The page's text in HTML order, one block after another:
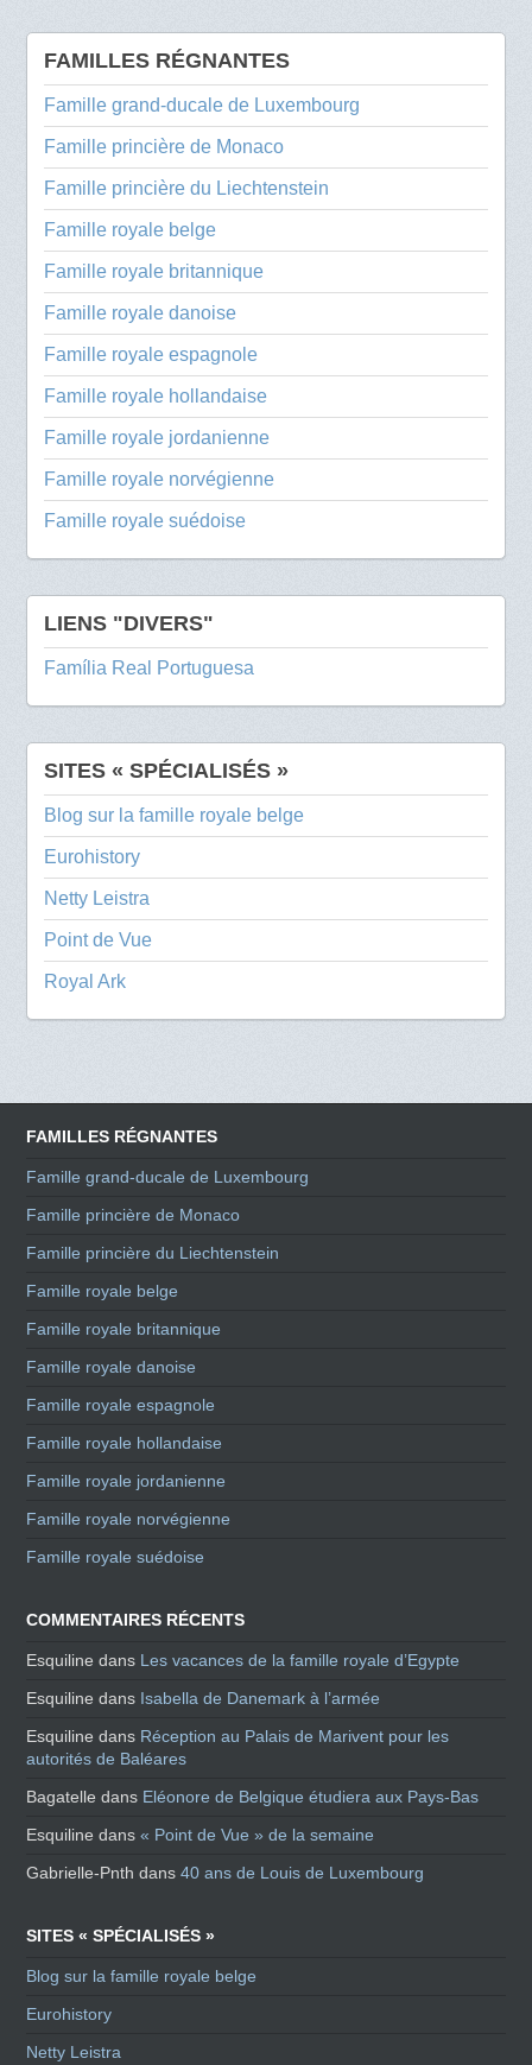
FAMILLES RÉGNANTES
Famille grand-ducale de Luxembourg
Famille princière de Monaco
Famille princière du Liechtenstein
Famille royale belge
Famille royale britannique
Famille royale danoise
Famille royale espagnole
Famille royale hollandaise
Famille royale jordanienne
Famille royale norvégienne
Famille royale suédoise
LIENS "DIVERS"
Família Real Portuguesa
SITES « SPÉCIALISÉS »
Blog sur la famille royale belge
Eurohistory
Netty Leistra
Point de Vue
Royal Ark
FAMILLES RÉGNANTES
Famille grand-ducale de Luxembourg
Famille princière de Monaco
Famille princière du Liechtenstein
Famille royale belge
Famille royale britannique
Famille royale danoise
Famille royale espagnole
Famille royale hollandaise
Famille royale jordanienne
Famille royale norvégienne
Famille royale suédoise
COMMENTAIRES RÉCENTS
Esquiline dans Les vacances de la famille royale d’Egypte
Esquiline dans Isabella de Danemark à l’armée
Esquiline dans Réception au Palais de Marivent pour les
autorités de Baléares
Bagatelle dans Eléonore de Belgique étudiera aux Pays-Bas
Esquiline dans« Point de Vue » de la semaine
Gabrielle-Pnth dans40 ans de Louis de Luxembourg
SITES « SPÉCIALISÉS »
Blog sur la famille royale belge
Eurohistory
Netty Leistra